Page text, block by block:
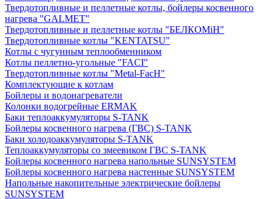
Твердотопливные и пеллетные котлы, бойлеры косвенного
нагрева "GALMET"
Твердотопливные и пеллетные котлы "БЕЛКОМiН"
Твердотопливные котлы "KENTATSU"
Котлы с чугунным теплообменником
Котлы пеллетно-угольные "FACI"
Твердотопливные котлы "Metal-FacH"
Комплектующие к котлам
Бойлеры и водонагреватели
Колонки водогрейные ERMAK
Баки теплоаккумуляторы S-TANK
Бойлеры косвенного нагрева (ГВС) S-TANK
Баки холодоаккумуляторы S-TANK
Теплоаккумуляторы со змеевиком ГВС S-TANK
Бойлеры косвенного нагрева напольные SUNSYSTEM
Бойлеры косвенного нагрева настенные SUNSYSTEM
Напольные накопительные электрические бойлеры
SUNSYSTEM